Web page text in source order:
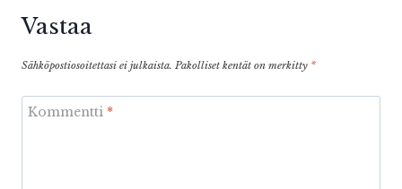
Vastaa
Sähköpostiosoitettasi ei julkaista. Pakolliset kentät on merkitty *
Kommentti *